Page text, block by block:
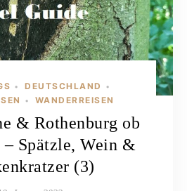
• DEUTSCHLAND •
• WANDERREISEN
& Rothenburg ob
– Spätzle, Wein &
(3)